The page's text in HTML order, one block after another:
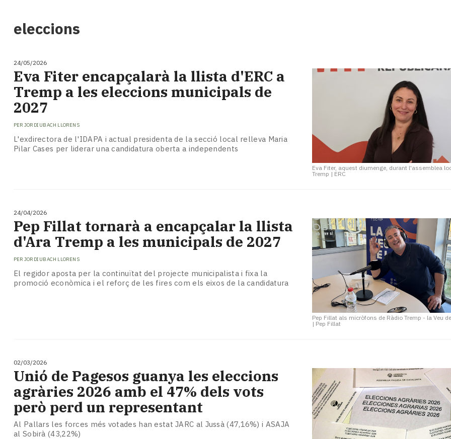
Cultura
tant!
TV
i
mitjans
El
temps
Reportatges
Entrevistes
teva!
Subscriptors
La
del
Pallars
Contingut
eleccions
24/05/2026
Eva Fiter, aquest diumenge, durant l'assemblea
Tremp | ERC
Eva Fiter encapçalarà la llista d'ERC a
Tremp a les eleccions municipals de
2027
PER JORDI UBACH LLORENS
L'exdirectora de l'IDAPA i actual presidenta de la secció local relleva Maria
Pilar Cases per liderar una candidatura oberta a independents
24/04/2026
Pep Fillat als micròfons de Ràdio Tremp - la Veu
| Pep Fillat
Pep Fillat tornarà a encapçalar la llista
d'Ara Tremp a les municipals de 2027
PER JORDI UBACH LLORENS
El regidor aposta per la continuïtat del projecte municipalista i fixa la
promoció econòmica i el reforç de les fires com els eixos de la candidatura
02/03/2026
Unió de Pagesos guanya les eleccions
agràries 2026 amb el 47% dels vots
però perd un representant
Al Pallars les forces més votades han estat JARC al Jussà (47,16%) i ASAJA
al Sobirà (43,22%)